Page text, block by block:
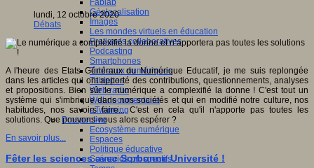
Fablab
Géolocalisation
Images
Les mondes virtuels en éducation
Pratiques collaboratives
Podcasting
Smartphones
Tableaux numériques
Tablettes
Web radio
Webdocumentaire
eTwinning
Prospective
Ecosystème numérique
Espaces
Politique éducative
Scénarios prospectifs
lundi, 12 octobre 2020
Débats
A l'heure des Etats Généraux du Numérique Educatif, je me suis replongée
dans les articles qui ont apporté des contributions, questionnements, analyses
et propositions. Bien sûr le numérique a complexifié la donne ! C'est tout un
système qui s'imbrique dans nos sociétés et qui en modifié notre culture, nos
habitudes, nos savoirs faire... C'est en cela qu'il n'apporte pas toutes les
solutions. Que pouvons-nous alors espérer ?
En savoir plus...
Fêter les sciences avec Sorbonne Université !